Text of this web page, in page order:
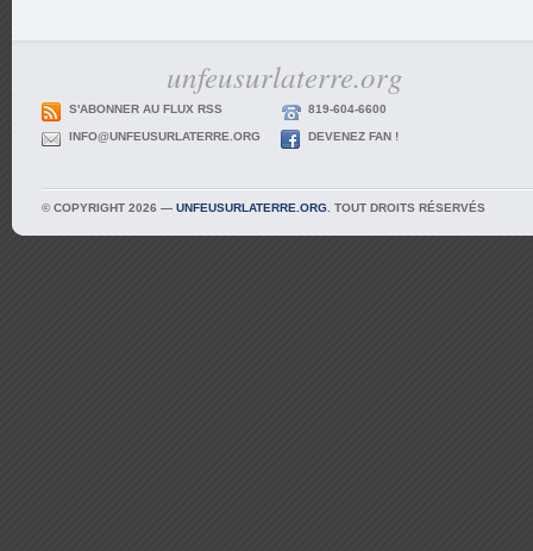
unfeusurlaterre.org
S'ABONNER AU FLUX RSS 819-604-6600
INFO@UNFEUSURLATERRE.ORG DEVENEZ FAN !
© COPYRIGHT 2026 — UNFEUSURLATERRE.ORG . TOUT DROITS RÉSERVÉS